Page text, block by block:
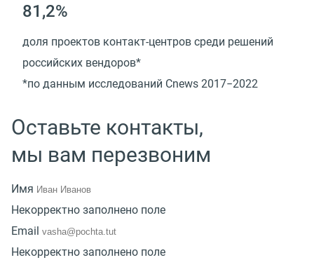
81,2%
доля проектов контакт-центров среди решений
российских вендоров*
*по данным исследований Cnews 2017−2022
Оставьте контакты,
мы вам перезвоним
Имя
Некорректно заполнено поле
Email
Некорректно заполнено поле